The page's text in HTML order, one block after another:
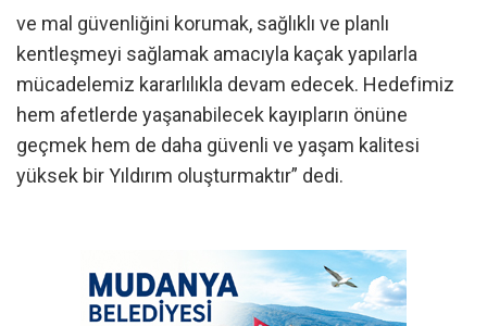
ve mal güvenliğini korumak, sağlıklı ve planlı
kentleşmeyi sağlamak amacıyla kaçak yapılarla
mücadelemiz kararlılıkla devam edecek. Hedefimiz
hem afetlerde yaşanabilecek kayıpların önüne
geçmek hem de daha güvenli ve yaşam kalitesi
yüksek bir Yıldırım oluşturmaktır” dedi.